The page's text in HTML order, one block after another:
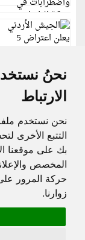
نحنُ
الارتباط
نحن نستخدم
التتبع الأخرى
بك على موقعنا
المخصص
حركة المرور
زوارنا.
جميع الحقوق